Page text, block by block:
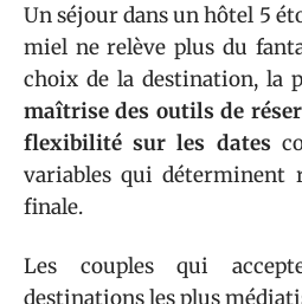
Un séjour dans un hôtel 5
miel ne relève plus du
choix de la destination, la
maîtrise des outils de
flexibilité sur les dates
variables qui déterminent
finale.
Les couples qui
destinations les plus